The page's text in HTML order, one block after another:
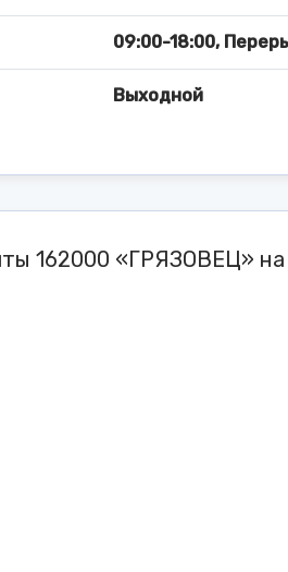
09:00-18:00,
Выходной
162000 «ГРЯЗОВЕЦ» на